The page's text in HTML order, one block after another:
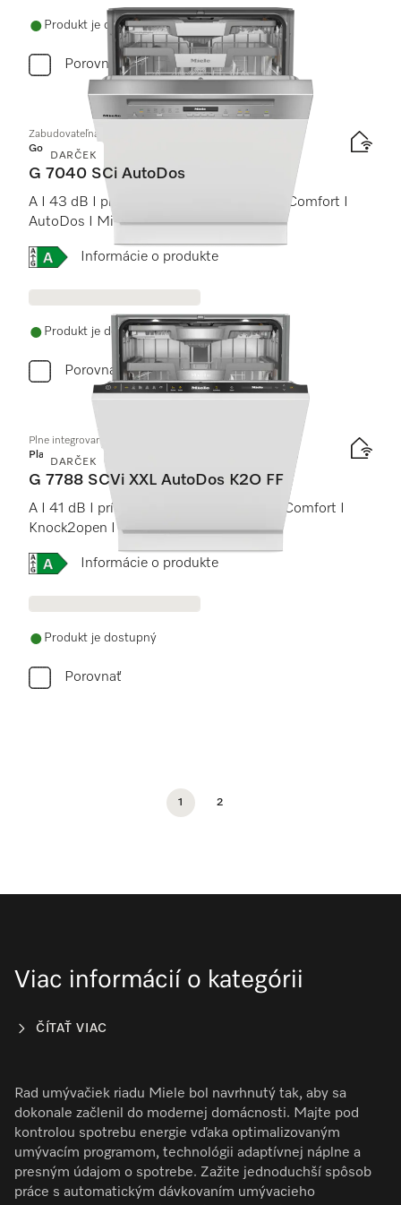
Produkt je dostupný
Porovnať
DARČEK
Zabudovateľná umývačka riadu
Gold
G 7040 SCi AutoDos
A I 43 dB I príborová zásuvka I koše ExtraComfort I
AutoDos I Miele@home
Online Label Flag, Energetický štítok
Informácie o produkte
Produkt je dostupný
Porovnať
DARČEK
Plne integrovaná umývačka riadu XXL
Platinum
G 7788 SCVi XXL AutoDos K2O FF
A I 41 dB I príborová zásuvka I koše MaxiComfort I
Knock2open I FrontFit
Online Label Flag, Energetický štítok
Informácie o produkte
Produkt je dostupný
Porovnať
1 2
Viac informácií o kategórii
ČÍTAŤ VIAC
Rad umývačiek riadu Miele bol navrhnutý tak, aby sa
dokonale začlenil do modernej domácnosti. Majte pod
kontrolou spotrebu energie vďaka optimalizovaným
umývacím programom, technológii adaptívnej náplne a
presným údajom o spotrebe. Zažite jednoduchší spôsob
práce s automatickým dávkovaním umývacieho